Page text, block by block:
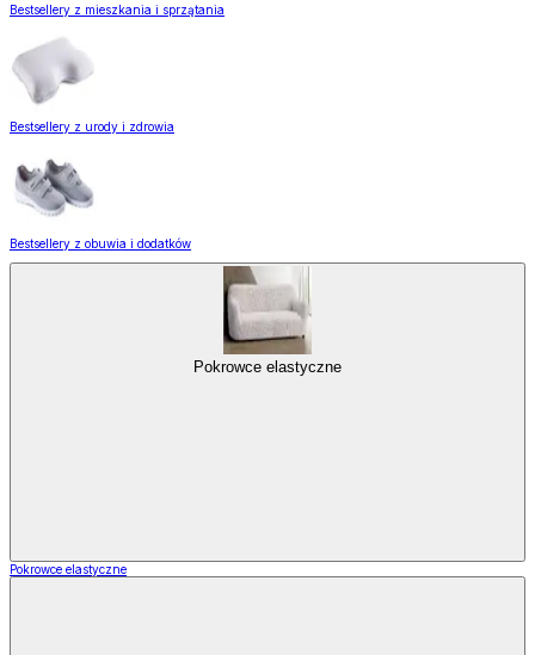
Bestsellery z mieszkania i sprzątania
Bestsellery z urody i zdrowia
Bestsellery z obuwia i dodatków
Pokrowce elastyczne
Pokrowce elastyczne